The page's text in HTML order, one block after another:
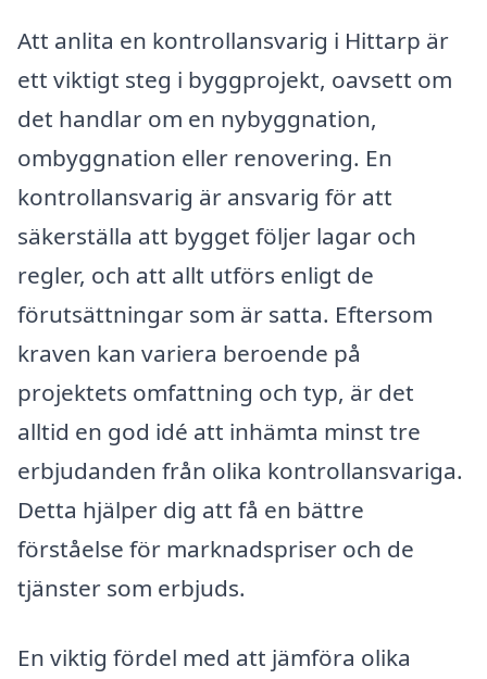
Att anlita en kontrollansvarig i Hittarp är
ett viktigt steg i byggprojekt, oavsett om
det handlar om en nybyggnation,
ombyggnation eller renovering. En
kontrollansvarig är ansvarig för att
säkerställa att bygget följer lagar och
regler, och att allt utförs enligt de
förutsättningar som är satta. Eftersom
kraven kan variera beroende på
projektets omfattning och typ, är det
alltid en god idé att inhämta minst tre
erbjudanden från olika kontrollansvariga.
Detta hjälper dig att få en bättre
förståelse för marknadspriser och de
tjänster som erbjuds.
En viktig fördel med att jämföra olika